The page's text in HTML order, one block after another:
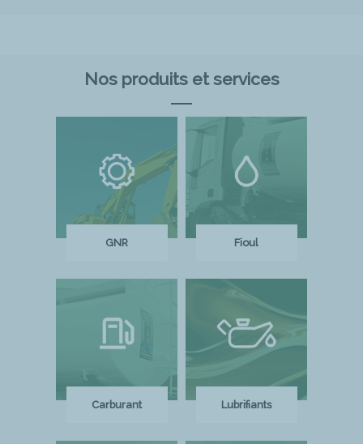
Nos produits et services
GNR Fioul
Carburant Lubrifiants